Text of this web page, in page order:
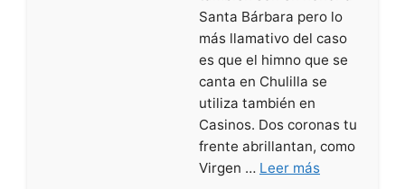
Santa Bárbara pero lo
más llamativo del caso
es que el himno que se
canta en Chulilla se
utiliza también en
Casinos. Dos coronas tu
frente abrillantan, como
Virgen … Leer más